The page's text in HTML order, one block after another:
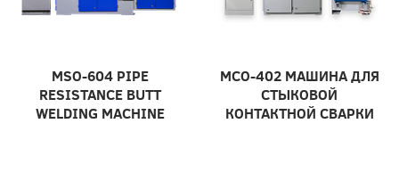
MSO-604 PIPE
RESISTANCE BUTT
WELDING MACHINE
МСО-402 МАШИНА ДЛЯ
СТЫКОВОЙ
КОНТАКТНОЙ СВАРКИ